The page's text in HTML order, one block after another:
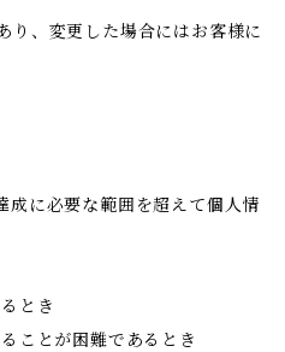
り、変更した場合にはお客様に
成に必要な範囲を超えて個人情
とき
ことが困難であるとき